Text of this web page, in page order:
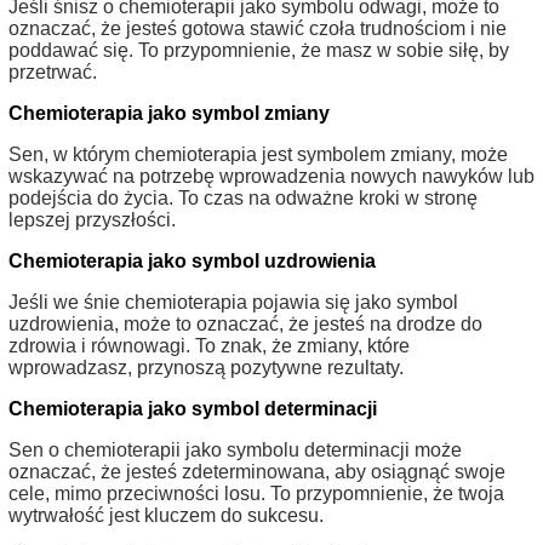
Jeśli śnisz o chemioterapii jako symbolu odwagi, może to
oznaczać, że jesteś gotowa stawić czoła trudnościom i nie
poddawać się. To przypomnienie, że masz w sobie siłę, by
przetrwać.
Chemioterapia jako symbol zmiany
Sen, w którym chemioterapia jest symbolem zmiany, może
wskazywać na potrzebę wprowadzenia nowych nawyków lub
podejścia do życia. To czas na odważne kroki w stronę
lepszej przyszłości.
Chemioterapia jako symbol uzdrowienia
Jeśli we śnie chemioterapia pojawia się jako symbol
uzdrowienia, może to oznaczać, że jesteś na drodze do
zdrowia i równowagi. To znak, że zmiany, które
wprowadzasz, przynoszą pozytywne rezultaty.
Chemioterapia jako symbol determinacji
Sen o chemioterapii jako symbolu determinacji może
oznaczać, że jesteś zdeterminowana, aby osiągnąć swoje
cele, mimo przeciwności losu. To przypomnienie, że twoja
wytrwałość jest kluczem do sukcesu.